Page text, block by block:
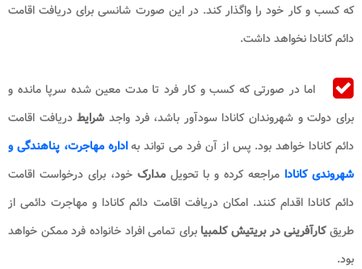
که کسب و کار خود را واگذار کند. در این صورت شانسی برای دریافت اقامت
دائم کانادا نخواهد داشت.
اما در صورتی که کسب و کار فرد تا مدت معین شده سرپا مانده و
برای دولت و شهروندان کانادا سودآور باشد، فرد واجد شرایطدریافت اقامت
دائم کانادا خواهد بود. پس از آن فرد می تواند بهاداره مهاجرت، پناهندگی و
شهروندی کانادا مراجعه کرده و با تحویلمدارک خود، برای درخواست اقامت
دائم کانادا اقدام کنند. امکان دریافت اقامت دائم کانادا و مهاجرت دائمی از
طریقکارآفرینی در بریتیش کلمبیا برای تمامی افراد خانواده فرد ممکن خواهد
بود.